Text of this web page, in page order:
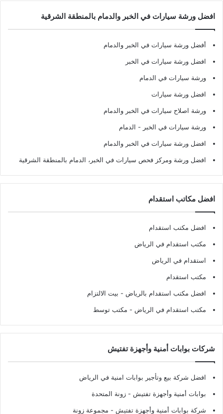
افضل ورشة سيارات في الخبر والدمام بالمنطقة الشرقية
أفضل ورشة سيارات في الخبر والدمام
افضل ورشة سيارات في الخبر
ورشة سيارات في الدمام
افضل ورشة سيارات
ورشة اصلاح سيارات في الخبر والدمام
ورشة سيارات في الخبر - الدمام
افضل ورشة سيارات في الخبر والدمام
افضل ورشة ومركز فحص سيارات في الخبر، الدمام بالمنطقة الشرقية
افضل مكاتب استقدام
افضل مكتب استقدام
مكتب استقدام في الرياض
استقدام في الرياض
مكتب استقدام
افضل مكتب استقدام بالرياض - بيت الالتزام
مكتب استقدام في الرياض - مكتب توسط
شركات بوابات أمنية وأجهزة تفتيش
افضل شركة بيع وتأجير بوابات امنية في الرياض
بوابات أمنية وأجهزة تفتيش - زونة المتحدة
شركة بوابات أمنية وأجهزة تفتيش - مجموعة زونة